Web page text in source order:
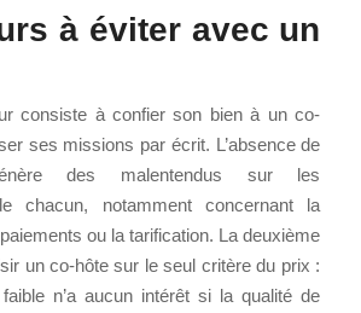
à éviter avec un
consiste à confier son bien à un co-
ses missions par écrit. L’absence de
des malentendus sur les
chacun, notamment concernant la
ou la tarification. La deuxième
un co-hôte sur le seul critère du prix :
n’a aucun intérêt si la qualité de